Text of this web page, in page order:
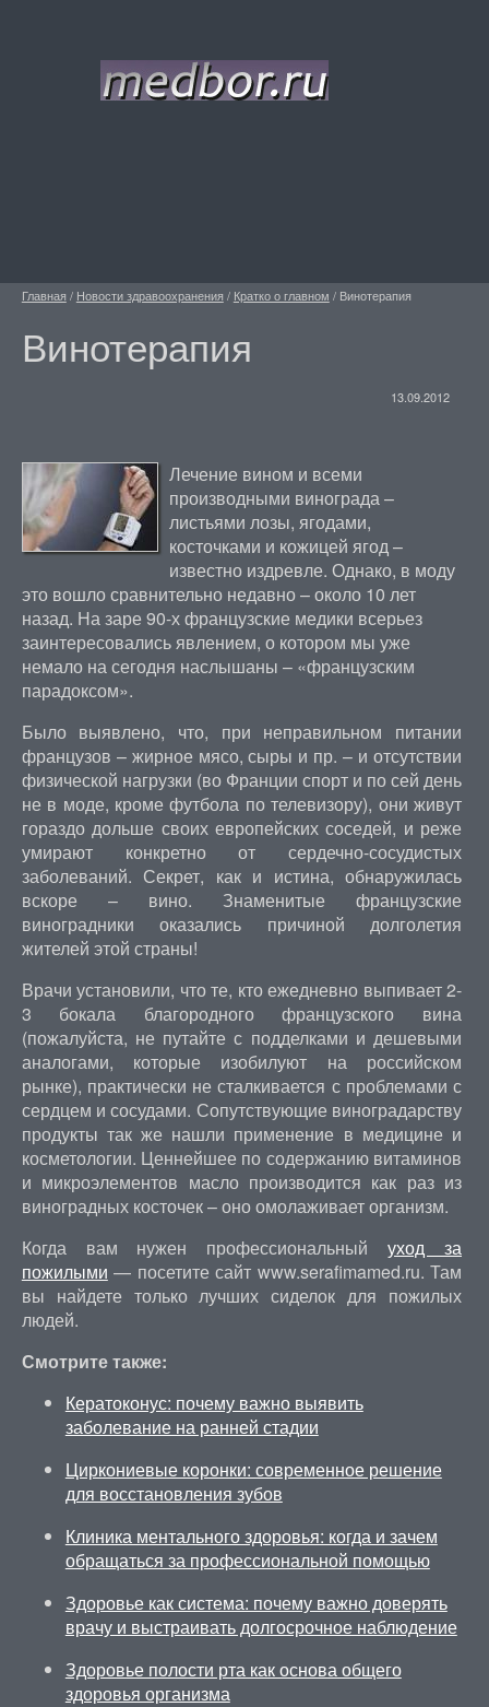
Главная / Новости здравоохранения / Кратко о главном / Винотерапия
Винотерапия
13.09.2012
Лечение вином и всеми
производными винограда –
листьями лозы, ягодами,
косточками и кожицей ягод –
известно издревле. Однако, в моду
это вошло сравнительно недавно – около 10 лет
назад. На заре 90-х французские медики всерьез
заинтересовались явлением, о котором мы уже
немало на сегодня наслышаны – «французским
парадоксом».
Было выявлено, что, при неправильном питании
французов – жирное мясо, сыры и пр. – и отсутствии
физической нагрузки (во Франции спорт и по сей день
не в моде, кроме футбола по телевизору), они живут
гораздо дольше своих европейских соседей, и реже
умирают конкретно от сердечно-сосудистых
заболеваний. Секрет, как и истина, обнаружилась
вскоре – вино. Знаменитые французские
виноградники оказались причиной долголетия
жителей этой страны!
Врачи установили, что те, кто ежедневно выпивает 2-
3 бокала благородного французского вина
(пожалуйста, не путайте с подделками и дешевыми
аналогами, которые изобилуют на российском
рынке), практически не сталкивается с проблемами с
сердцем и сосудами. Сопутствующие виноградарству
продукты так же нашли применение в медицине и
косметологии. Ценнейшее по содержанию витаминов
и микроэлементов масло производится как раз из
виноградных косточек – оно омолаживает организм.
Когда вам нужен профессиональныйуход за
пожилыми — посетите сайт www.serafimamed.ru. Там
вы найдете только лучших сиделок для пожилых
людей.
Смотрите также:
Кератоконус: почему важно выявить
заболевание на ранней стадии
Циркониевые коронки: современное решение
для восстановления зубов
Клиника ментального здоровья: когда и зачем
обращаться за профессиональной помощью
Здоровье как система: почему важно доверять
врачу и выстраивать долгосрочное наблюдение
Здоровье полости рта как основа общего
здоровья организма